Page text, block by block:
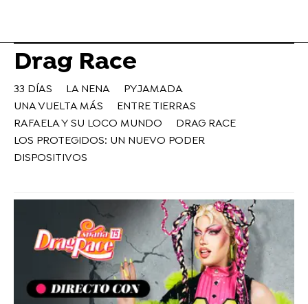
Drag Race
33 DÍAS LA NENA
PYJAMADA
UNA VUELTA MÁS
ENTRE TIERRAS
RAFAELA Y SU LOCO MUNDO
DRAG RACE
LOS PROTEGIDOS: UN NUEVO PODER
DISPOSITIVOS